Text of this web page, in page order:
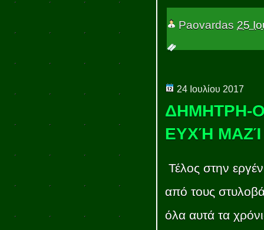
Paovardas 25
24 Ιουλίου 2017
ΔΗΜΗΤΡΗ-
ΕΥΧΉ ΜΑΖΊ
Τέλος στην
από τους
όλα αυτά τα